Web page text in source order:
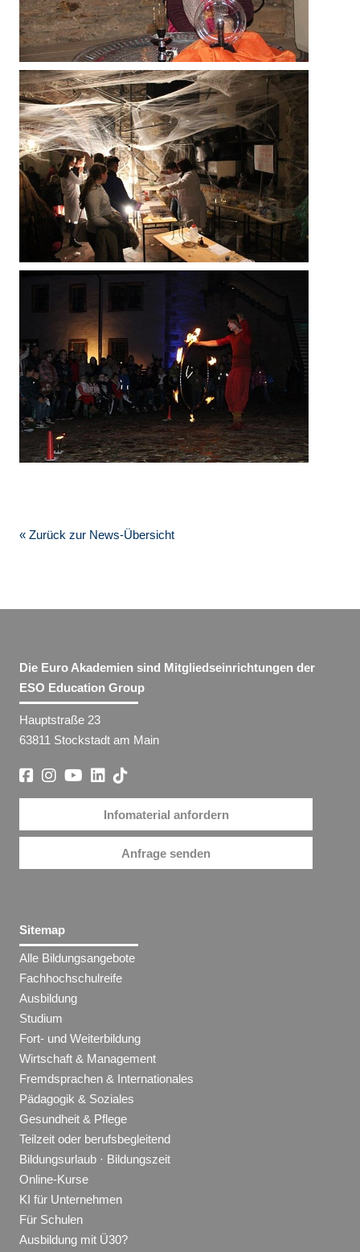
« Zurück zur News-Übersicht
Die Euro Akademien sind Mitgliedseinrichtungen der
ESO Education Group
Hauptstraße 23
63811 Stockstadt am Main
Infomaterial anfordern
Anfrage senden
Sitemap
Alle Bildungsangebote
Fachhochschulreife
Ausbildung
Studium
Fort- und Weiterbildung
Wirtschaft & Management
Fremdsprachen & Internationales
Pädagogik & Soziales
Gesundheit & Pflege
Teilzeit oder berufsbegleitend
Bildungsurlaub · Bildungszeit
Online-Kurse
KI für Unternehmen
Für Schulen
Ausbildung mit Ü30?